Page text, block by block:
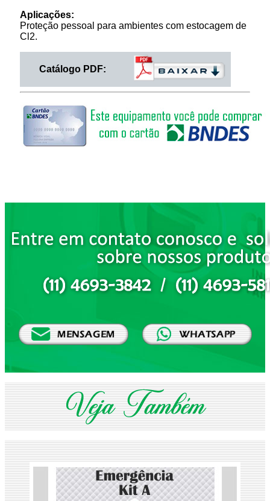
Aplicações:
Proteção pessoal para ambientes com estocagem de
Cl2.
Catálogo PDF: